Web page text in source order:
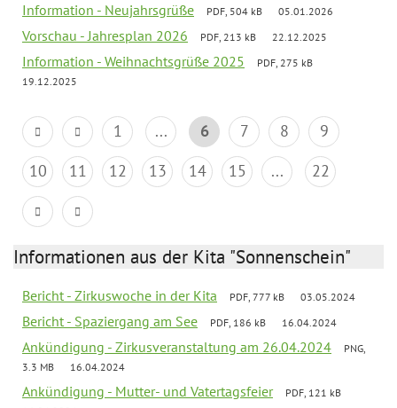
Information - Neujahrsgrüße PDF, 504 kB 05.01.2026
Vorschau - Jahresplan 2026 PDF, 213 kB 22.12.2025
Information - Weihnachtsgrüße 2025
PDF, 275 kB
19.12.2025
1 ... 6 7 8
9
10
11 12 13 14 15 ... 22
Informationen aus der Kita "Sonnenschein"
Bericht - Zirkuswoche in der Kita PDF, 777 kB 03.05.2024
Bericht - Spaziergang am See PDF, 186 kB 16.04.2024
Ankündigung - Zirkusveranstaltung am 26.04.2024
PNG,
3.3 MB
16.04.2024
Ankündigung - Mutter- und Vatertagsfeier
PDF, 121 kB